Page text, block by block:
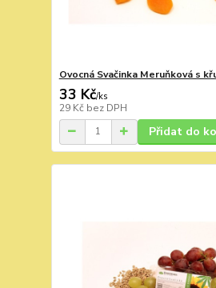
Ovocná Svačinka Meruňková s
33 Kč/ks
29 Kč bez DPH
Přidat do